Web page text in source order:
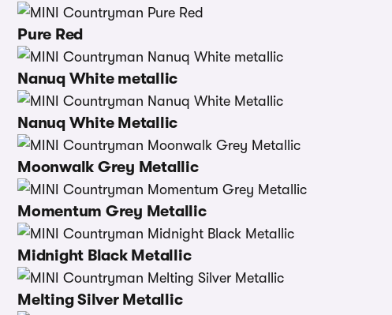
Pure Red
Nanuq White metallic
Nanuq White Metallic
Moonwalk Grey Metallic
Momentum Grey Metallic
Midnight Black Metallic
Melting Silver Metallic